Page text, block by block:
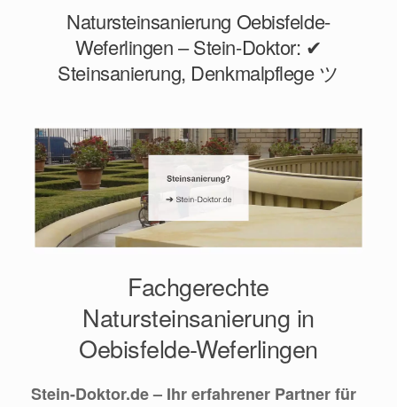
Natursteinsanierung Oebisfelde-
Weferlingen – Stein-Doktor: ✔
Steinsanierung, Denkmalpflege ツ
Fachgerechte
Natursteinsanierung in
Oebisfelde-Weferlingen
Stein-Doktor.de – Ihr erfahrener Partner für